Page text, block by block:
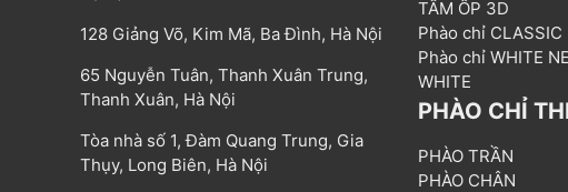
128 Giảng Võ, Kim Mã, Ba Đình, Hà Nội
65 Nguyễn Tuân, Thanh Xuân Trung,
Thanh Xuân, Hà Nội
Tòa nhà số 1, Đàm Quang Trung, Gia
Thụy, Long Biên, Hà Nội
TẤM ỐP 3D
Phào chỉ CLASSIC
Phào chỉ WHITE
WHITE
PHÀO CHỈ
PHÀO TRẦN
PHÀO CHÂN